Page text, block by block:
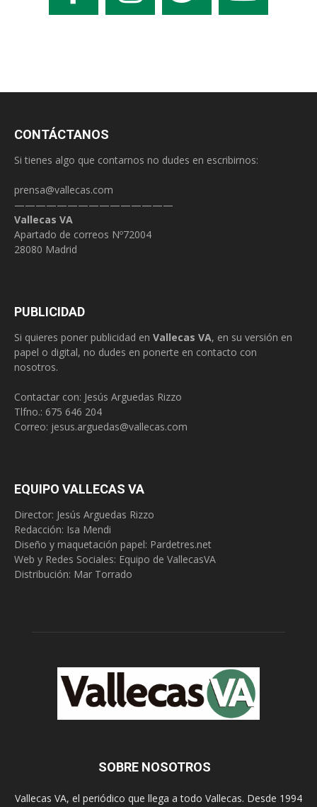
CONTÁCTANOS
Si tienes algo que contarnos no dudes en escribirnos:
prensa@vallecas.com
———————————————
Vallecas VA
Apartado de correos Nº72004
28080 Madrid
PUBLICIDAD
Si quieres poner publicidad en Vallecas VA, en su versión en
papel o digital, no dudes en ponerte en contacto con
nosotros.
Contactar con: Jesús Arguedas Rizzo
Tlfno.: 675 646 204
Correo: jesus.arguedas@vallecas.com
EQUIPO VALLECAS VA
Director: Jesús Arguedas Rizzo
Redacción: Isa Mendi
Diseño y maquetación papel: Pardetres.net
Web y Redes Sociales: Equipo de VallecasVA
Distribución: Mar Torrado
SOBRE NOSOTROS
Vallecas VA, el periódico que llega a todo Vallecas. Desde 1994